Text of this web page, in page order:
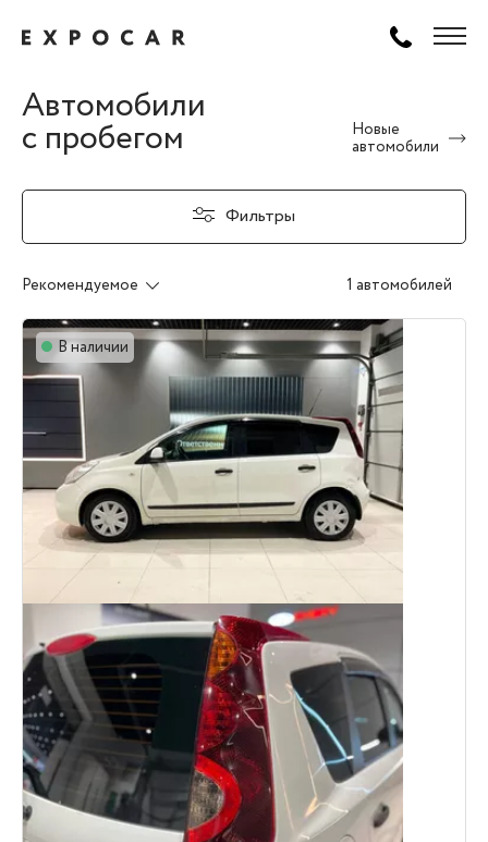
Автомобили
с пробегом
Новые
автомобили
Фильтры
Рекомендуемое 1 автомобилей
В наличии